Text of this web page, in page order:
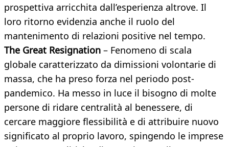
prospettiva arricchita dall’esperienza altrove. Il
loro ritorno evidenzia anche il ruolo del
mantenimento di relazioni positive nel tempo.
The Great Resignation – Fenomeno di scala
globale caratterizzato da dimissioni volontarie di
massa, che ha preso forza nel periodo post-
pandemico. Ha messo in luce il bisogno di molte
persone di ridare centralità al benessere, di
cercare maggiore flessibilità e di attribuire nuovo
significato al proprio lavoro, spingendo le imprese